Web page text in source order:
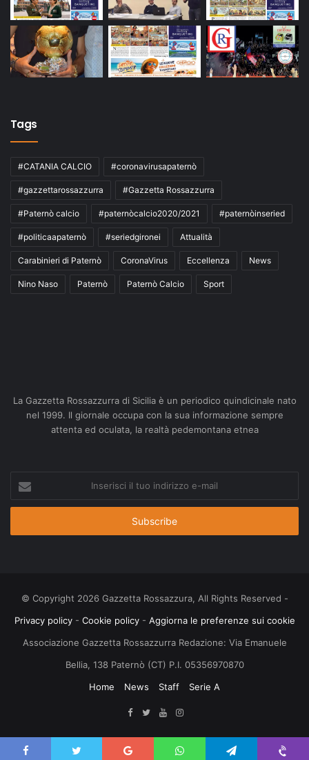
Tags
#CATANIA CALCIO #coronavirusapaternò
#gazzettarossazzurra #Gazzetta Rossazzurra
#Paternò calcio #paternòcalcio2020/2021 #paternòinseried
#politicaapaternò #seriedgironei Attualità
Carabinieri di Paternò CoronaVirus Eccellenza News
Nino Naso Paternò Paternò Calcio Sport
La Gazzetta Rossazzurra di Sicilia è un periodico quindicinale nato
nel 1999. Il giornale occupa con la sua informazione sempre
attenta ed oculata, la realtà pedemontana etnea
tuo
e-
© Copyright 2026 Gazzetta Rossazzura, All Rights Reserved -
Privacy policy- Cookie policy- Aggiorna le preferenze sui cookie
Associazione Gazzetta Rossazzurra Redazione: Via Emanuele
Bellia, 138 Paternò (CT) P.I. 05356970870
Home
News Staff Serie A